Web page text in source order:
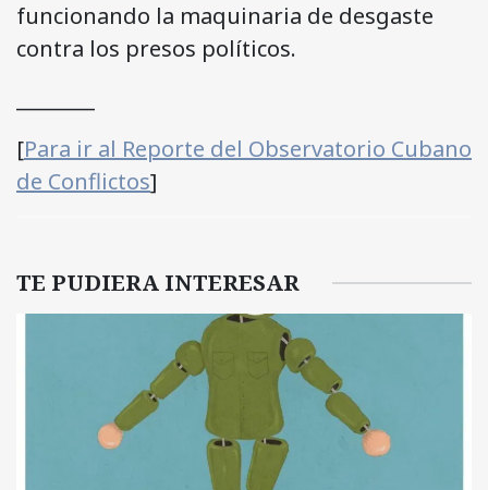
funcionando la maquinaria de desgaste
contra los presos políticos.
[Para ir al Reporte del Observatorio Cubano
de Conflictos]
TE PUDIERA INTERESAR